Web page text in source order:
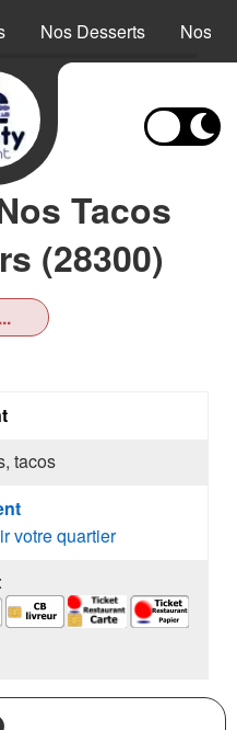
Nos Desserts Nos
Tacos
(28300)
tacos
votre quartier